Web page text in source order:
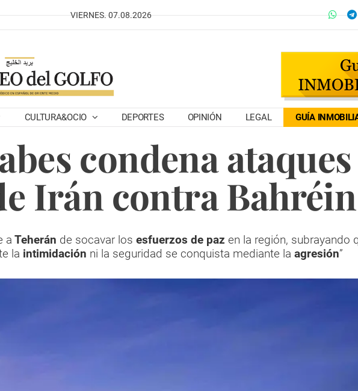
VIERNES. 07.08.2026
CULTURA&OCIO DEPORTES OPINIÓN LEGAL GUÍA
condena
Irán contra Bahréin
a Teherán de socavar los esfuerzos de paz en la región, subrayando
la intimidación ni la seguridad se conquista mediante la agresión”